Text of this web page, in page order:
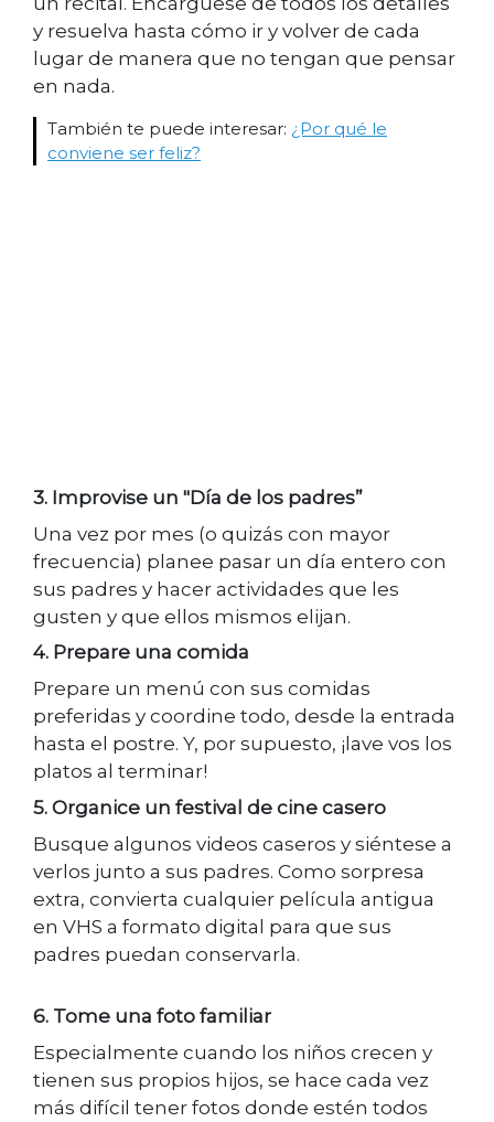
y resuelva hasta cómo ir y volver de cada
lugar de manera que no tengan que pensar
en nada.
También te puede interesar: ¿Por qué le
conviene ser feliz?
3. Improvise un "Día de los padres”
Una vez por mes (o quizás con mayor
frecuencia) planee pasar un día entero con
sus padres y hacer actividades que les
gusten y que ellos mismos elijan.
4. Prepare una comida
Prepare un menú con sus comidas
preferidas y coordine todo, desde la entrada
hasta el postre. Y, por supuesto, ¡lave vos los
platos al terminar!
5. Organice un festival de cine casero
Busque algunos videos caseros y siéntese a
verlos junto a sus padres. Como sorpresa
extra, convierta cualquier película antigua
en VHS a formato digital para que sus
padres puedan conservarla.
6. Tome una foto familiar
Especialmente cuando los niños crecen y
tienen sus propios hijos, se hace cada vez
más difícil tener fotos donde estén todos